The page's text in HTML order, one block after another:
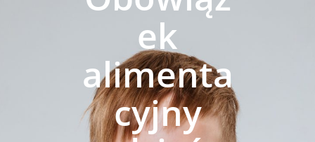
ek
alimenta
cyjny